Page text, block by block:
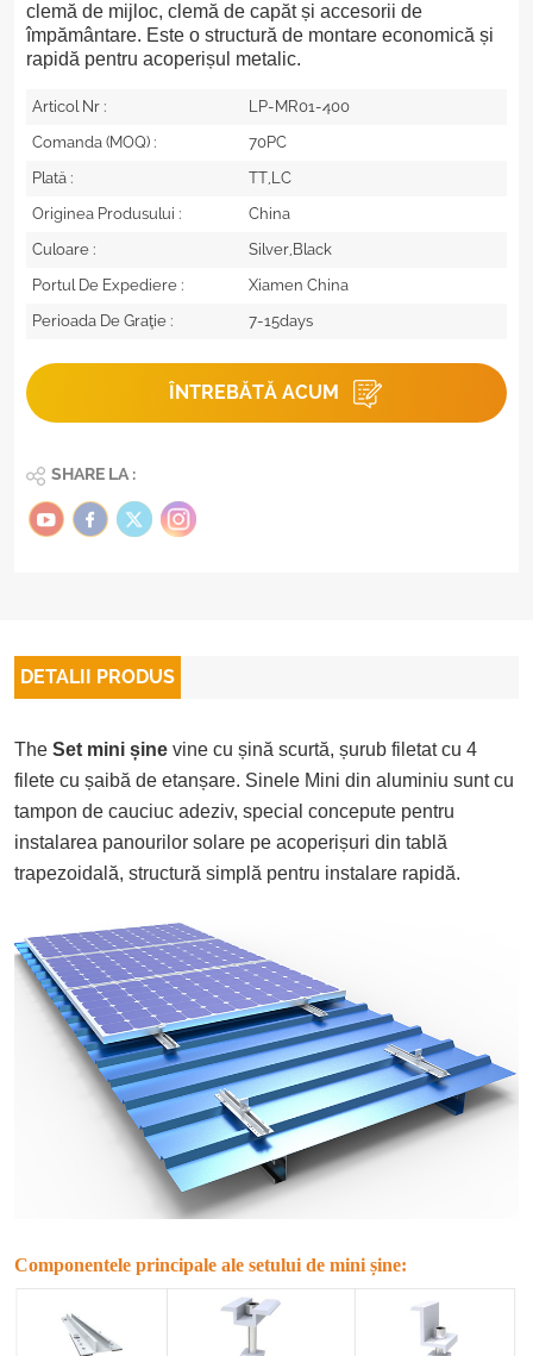
clemă de mijloc, clemă de capăt și accesorii de
împământare. Este o structură de montare economică și
rapidă pentru acoperișul metalic.
Articol Nr :
LP-MR01-400
Comanda (MOQ) :
70PC
Plată :
TT,LC
Originea Produsului :
China
Culoare :
Silver,Black
Portul De Expediere :
Xiamen China
Perioada De Graţie :
7-15days
ÎNTREBĂTĂ ACUM
SHARE LA :
DETALII PRODUS
The Set mini șine vine cu șină scurtă, șurub filetat cu 4
filete cu șaibă de etanșare. Sinele Mini din aluminiu sunt cu
tampon de cauciuc adeziv, special concepute pentru
instalarea panourilor solare pe acoperișuri din tablă
trapezoidală, structură simplă pentru instalare rapidă.
Componentele principale ale setului de mini șine: